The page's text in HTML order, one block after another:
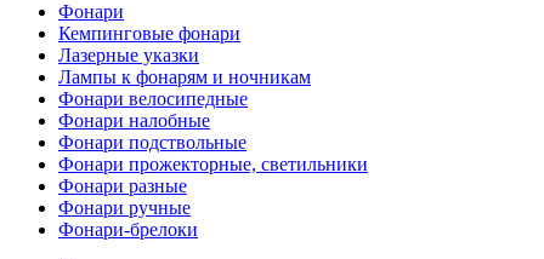
Фонари
Кемпинговые фонари
Лазерные указки
Лампы к фонарям и ночникам
Фонари велосипедные
Фонари налобные
Фонари подствольные
Фонари прожекторные, светильники
Фонари разные
Фонари ручные
Фонари-брелоки